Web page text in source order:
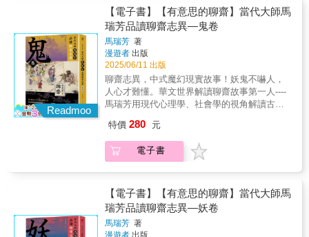
的生活經歷。【本套書特色】1.打破以往閱讀
方式，從鬼、狐、妖、神、人五大主題，全新
的角度解讀聊齋志異。2.作者馬瑞芳是全球漢
學界認定的聊齋專家，專注研究聊齋四十餘
年，選編故事的角度貼合專業與大眾閱讀樂
趣。3.特別收錄：蒲松齡故居收藏之《聊齋圖
說》彩圖；及出自《詳注聊齋志異圖詠》黑白
插圖。專業推薦：郝譽翔（台北教育大學語文
與創作學系教授）蔡造珉（真理大學台灣文學
系副教授）〈當代大師馬瑞芳品讀聊齋志異—
人卷〉人間悲歡，蒲松齡七十餘年人生看透社
會的細緻呈現雖然神、鬼、狐、妖是《聊齋》
中各篇故事的主體，但故事中體現的卻是深刻
倫理、親情、友情、愛情一一出現，說盡百態
人生，呈現的都是實實在在的社會現實。這些
都在他筆下成為一篇篇悲歡離合的故事。〈細
柳〉說的是古代虎媽，後母兼寡婦的細柳，不
諾、更懂情感價值的動物精怪！◆人遇神仙神
仙遇人：究竟是黃粱一夢，也可能是夢想事
成？幻由人生，在凡人的神話中得到慰藉馬瑞
芳品讀聊齋志異，共五卷。將聊齋志異的四百
九十一篇故事，精選出一百二十個故事，分成
【鬼、狐、妖、神、人】五個主題。《鬼卷》
解讀鬼與鬼、人與鬼之間新奇有趣又變幻莫測
的故事；《狐卷》展現了狐女、狐叟、狐書生
析了一系列幻化成人形的妖，以及自然界的生
各種各樣的神仙形象，講述了人與神仙、人置
身於仙境的奇妙經歷；《人卷》描繪了平凡塵
世間各種匪夷所思的奇人異事與百姓非比尋常
的生活經歷。【本套書特色】1.打破以往閱讀
方式，從鬼、狐、妖、神、人五大主題，全新
的角度解讀聊齋志異。2.作者馬瑞芳是全球漢
學界認定的聊齋專家，專注研究聊齋四十餘
作！
Readmoo
【電子書】【有意思的聊齋】當代大師馬
瑞芳品讀聊齋志異—鬼卷
馬瑞芳 著
漫遊者 出版
2025/06/11 出版
聊齋志異，中式魔幻現實故事！妖鬼不嚇人，
人心才難懂。華文世界解讀聊齋故事第一人----
馬瑞芳用現代心理學、社會學的視角解讀古代
寄託的希望與恐懼、不能明說的苦悶與愛怨。
阿根廷大作家波赫士，日本文豪芥川龍之介，
諾貝爾文學獎得主莫言，寫紅樓夢的曹雪芹，
齋志異》。始終考不上科舉的蒲松齡，在西舖
畢家當私塾老師的時候，把他對現實生活的種
種感懷，藉由神鬼妖狐之口，講各種人世真
實，各種苦悶徬徨以及各種人生智慧，寫成了
特價 280 元
電子書
【電子書】【有意思的聊齋】當代大師馬
瑞芳品讀聊齋志異—妖卷
馬瑞芳 著
漫遊者 出版